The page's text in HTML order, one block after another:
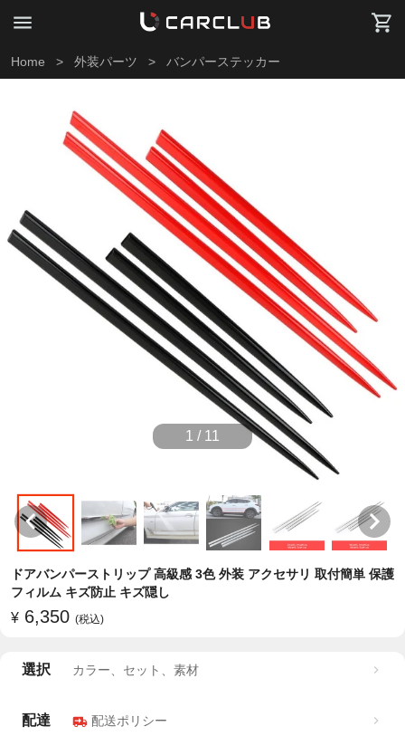
Home > 外装パーツ > バンパーステッカー
1 / 11
ドアバンパーストリップ 高級感 3色 外装 アクセサリ 取付簡単 保護
フィルム キズ防止 キズ隠し
¥ 6,350 (税込)
選択 カラー、セット、素材
配達 配送ポリシー